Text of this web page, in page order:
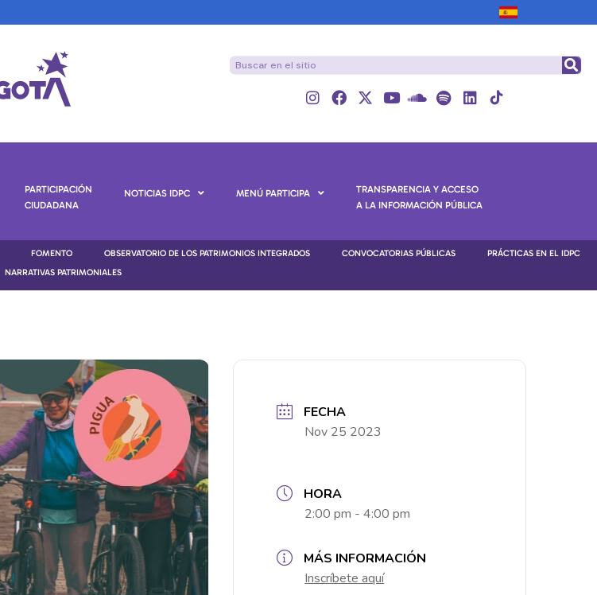
PARTICIPACIÓN
CIUDADANA
NOTICIAS IDPC MENÚ PARTICIPA
TRANSPARENCIA Y ACCESO
A LA INFORMACIÓN PÚBLICA
FOMENTO OBSERVATORIO DE LOS PATRIMONIOS INTEGRADOS CONVOCATORIAS PÚBLICAS
PRÁCTICAS EN EL IDPC
NARRATIVAS PATRIMONIALES
FECHA
Nov 25 2023
HORA
2:00 pm - 4:00 pm
MÁS INFORMACIÓN
Inscríbete aquí